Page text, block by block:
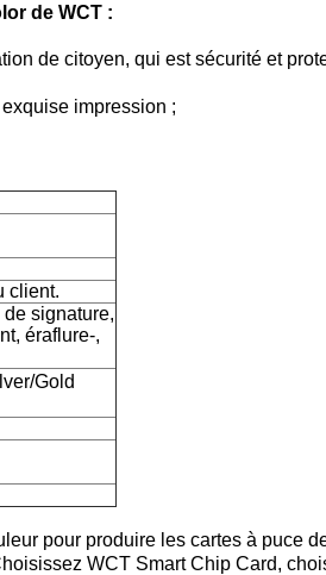
de WCT :
de citoyen, qui est sécurité et
impression ;
client.
signature,
éraflure-,
Gold
pour produire les cartes à puce
WCT Smart Chip Card,